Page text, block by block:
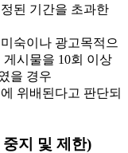
된 기간을 초과한
숙이나 광고목적으
게시물을 10회 이상
을 경우
위배된다고 판단되
지 및 제한)